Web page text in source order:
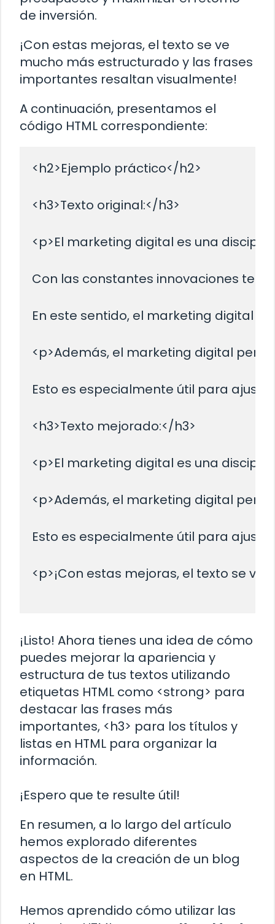
de inversión.
¡Con estas mejoras, el texto se ve
mucho más estructurado y las frases
importantes resaltan visualmente!
A continuación, presentamos el
código HTML correspondiente:
<h2>Ejemplo práctico</h2>
<h3>Texto original:</h3>
<p>El marketing digital es una
Con las constantes innovaciones
En este sentido, el marketing digital
<p>Además, el marketing digital
Esto es especialmente útil para
<h3>Texto mejorado:</h3>
<p>El marketing digital es una
<p>Además, el marketing digital
Esto es especialmente útil para
<p>¡Con estas mejoras, el texto se
¡Listo! Ahora tienes una idea de cómo
puedes mejorar la apariencia y
estructura de tus textos utilizando
etiquetas HTML como <strong> para
destacar las frases más
importantes, <h3> para los títulos y
listas en HTML para organizar la
información.
¡Espero que te resulte útil!
En resumen, a lo largo del artículo
hemos explorado diferentes
aspectos de la creación de un blog
en HTML.
Hemos aprendido cómo utilizar las